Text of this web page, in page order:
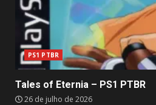
PS1 PTBR
Tales of Eternia – PS1 PTBR
26 de julho de 2026